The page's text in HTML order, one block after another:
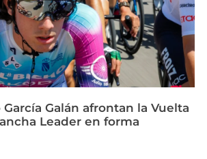
Galán afrontan la Vuelta
Leader en forma